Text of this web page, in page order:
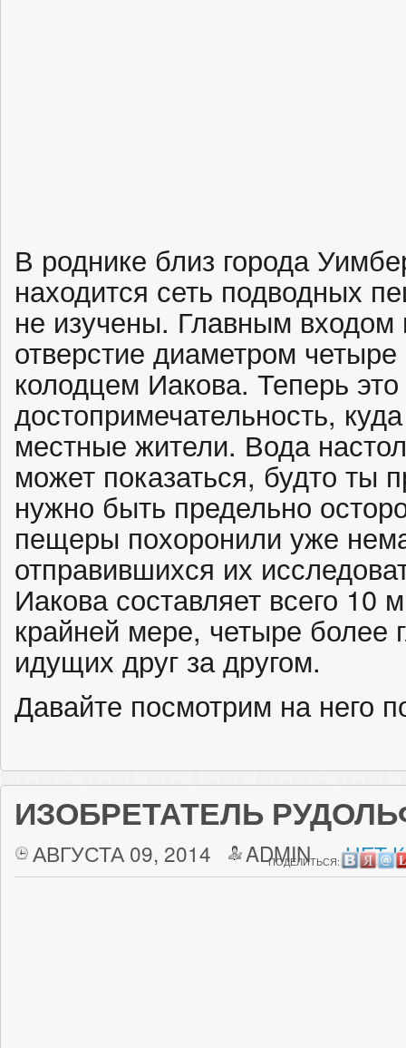
В роднике близ города
находится сеть подводных
не изучены. Главным
отверстие диаметром
колодцем Иакова. Теперь
достопримечательность,
местные жители. Вода
может показаться, будто ты
нужно быть предельно
пещеры похоронили уже
отправившихся их
Иакова составляет всего 10
крайней мере, четыре более
идущих друг за другом.
Давайте посмотрим на него
ИЗОБРЕТАТЕЛЬ
АВГУСТА 09, 2014 ADMIN НЕТ
ПОДЕЛИТЬСЯ: